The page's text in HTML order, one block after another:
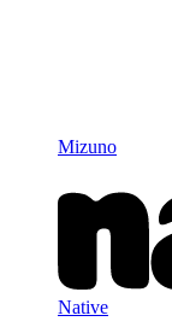
Mizuno
Native